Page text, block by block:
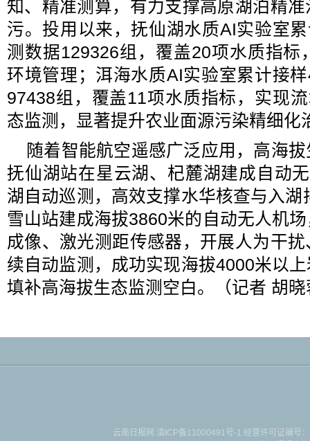
知、精准测算，有力支撑高原湖泊精
污。投用以来，抚仙湖水质AI实验室
测数据129326组，覆盖20项水质指标
环境管理；洱海水质AI实验室累计接
97438组，覆盖11项水质指标，实现
态监测，显著提升农业面源污染精细化
随着智能航空遥感广泛应用，高海
抚仙湖站在星云湖、杞麓湖建成自动
湖自动巡测，高效支撑水华核查与入
雪山站建成海拔3860米的自动无人机
成像、激光测距传感器，开展人为干
续自动监测，成功实现海拔4000米以
填补高海拔生态监测空白。（记者 胡晓
云南日报网 滇ICP备11000491号-1 经营许可证编号